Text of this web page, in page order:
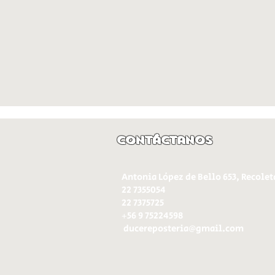
Contáctanos
Antonia López de Bello 653,
22 7355054
22 7375725
+56 9 75224598
ducereposteria@gmail.com